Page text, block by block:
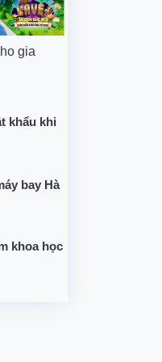
gia
khẩu khi
bay Hà
khoa học